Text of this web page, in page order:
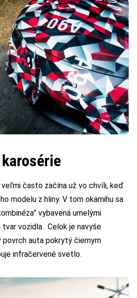
veľmi často začína už vo chvíli, keď
modelu z hliny. V tom okamihu sa
vybavená umelými
vozidla. Celok je navyše
povrch auta pokrytý čiernym
infračervené svetlo.